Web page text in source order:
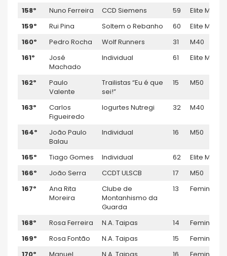
158º Nuno Ferreira CCD Siemens 59
Elite M
159º
Rui Pina Soltem o Rebanho 60
Elite M
160º
Pedro Rocha Wolf Runners 31
M40
161º
José
Machado
Individual 61 Elite M
162º
Paulo
Valente
Trailistas “Eu é que
sei!”
15 M50
163º
Carlos
Figueiredo
Iogurtes Nutregi 32 M40
164º
João Paulo
Balau
Individual 16 M50
165º Tiago Gomes Individual 62
Elite M
166º
João Serra CCDT ULSCB 17
M50
167º
Ana Rita
Moreira
Clube de
Montanhismo da
Guarda
13 Feminino
168º Rosa Ferreira N.A. Taipas 14
Feminino
169º
Rosa Fontão N.A. Taipas 15
Feminino